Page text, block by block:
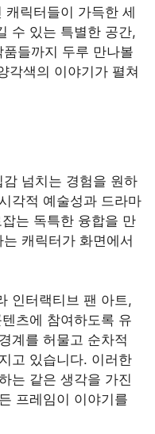
릭터들이 가득한 세
수 있는 특별한 공간,
들까지 두루 만나볼
각색의 이야기가 펼쳐
넘치는 경험을 원하
각적 예술성과 드라마
는 독특한 융합을 만
캐릭터가 화면에서
인터랙티브 팬 아트,
츠에 참여하도록 유
계를 허물고 순차적
고 있습니다. 이러한
는 같은 생각을 가진
프레임이 이야기를